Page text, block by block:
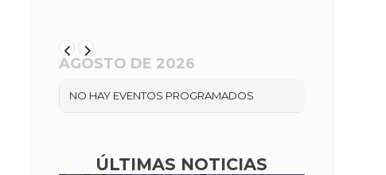
AGOSTO DE 2026
NO HAY EVENTOS PROGRAMADOS
ÚLTIMAS NOTICIAS